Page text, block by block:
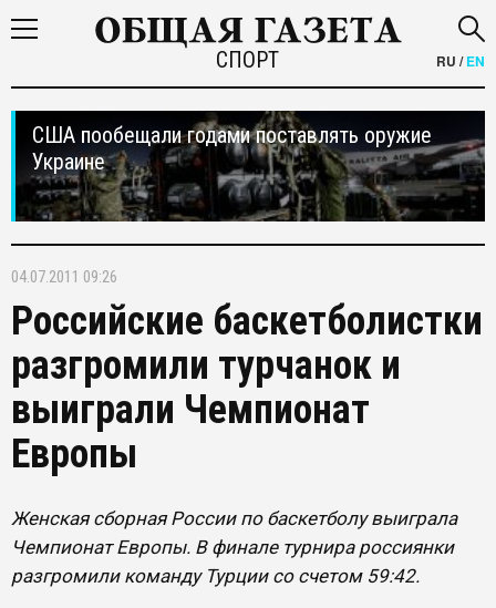
СПОРТ RU /EN
США пообещали годами поставлять оружие
Украине
04.07.2011 09:26
Российские баскетболистки
разгромили турчанок и
выиграли Чемпионат
Европы
Женская сборная России по баскетболу выиграла
Чемпионат Европы. В финале турнира россиянки
разгромили команду Турции со счетом 59:42.